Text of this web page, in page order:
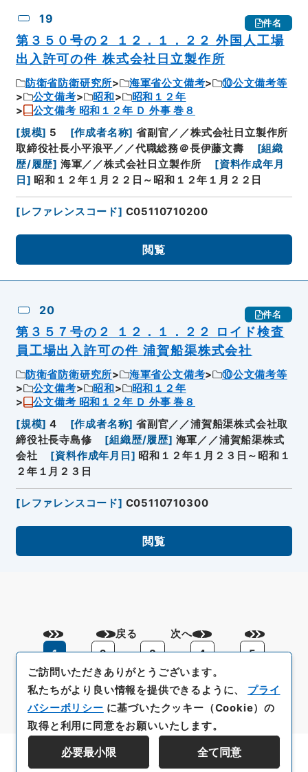
19 件名
第３５０号の２ １２．１．２２ 外国人工場
出入許可の件 株式会社日立製作所
防衛省防衛研究所 海軍省公文備考
⑩公文備考等
公文備考
昭和
昭和１２年
公文備考 昭和１２年 Ｄ 外事 巻８
[規模] 5 [作成者名称] 省副官／／株式会社日立製作所
取締役社長小平浪平／／代職総務＠長伊藤文壽
[組織
歴/履歴] 海軍／／株式会社日立製作所 [資料作成年月
日 ] 昭和１２年１月２２日～昭和１２年１月２２日
[レファレンスコード] C05110710200
閲覧
20 件名
第３５７号の２ １２．１．２２ ロイド検査
員工場出入許可の件 浦賀船渠株式会社
防衛省防衛研究所 海軍省公文備考
⑩公文備考等
公文備考
昭和
昭和１２年
公文備考 昭和１２年 Ｄ 外事 巻８
[規模] 4 [作成者名称] 省副官／／浦賀船渠株式会社取
締役社長寺島修
[組織歴/履歴] 海軍／／浦賀船渠株式
会社
[資料作成年月日 ] 昭和１２年１月２３日～昭和１
２年１月２３日
[レファレンスコード] C05110710300
閲覧
戻る
1
2 3 4 5
次へ
資料群階層を表示する
ご訪問いただきありがとうございます。
私たちがより良い情報を提供できるように、 プライ
バシーポリシー に基づいたクッキー（Cookie）の
取得と利用に同意をお願いいたします。
必要最小限 全て同意